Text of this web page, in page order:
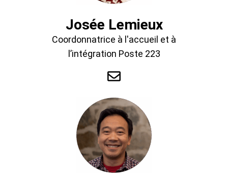
Josée Lemieux
Coordonnatrice à l'accueil et à
l’intégration Poste 223